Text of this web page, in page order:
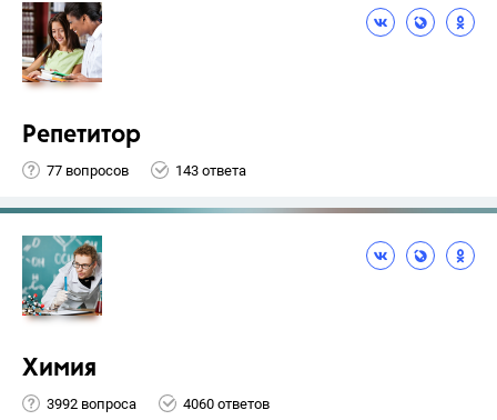
Репетитор
77 вопросов 143 ответа
Химия
3992 вопроса 4060 ответов